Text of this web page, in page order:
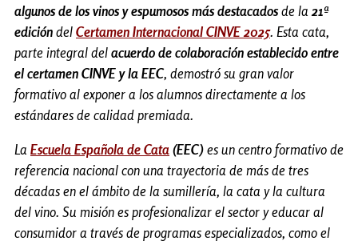
algunos de los vinos y espumosos más destacadosde la21ª
edición del Certamen Internacional CINVE 2025. Esta cata,
parte integral del acuerdo de colaboración establecido entre
el certamen CINVE y la EEC, demostró su gran valor
formativo al exponer a los alumnos directamente a los
estándares de calidad premiada.
La Escuela Española de Cata (EEC) es un centro formativo de
referencia nacional con una trayectoria de más de tres
décadas en el ámbito de la sumillería, la cata y la cultura
del vino. Su misión es profesionalizar el sector y educar al
consumidor a través de programas especializados, como el